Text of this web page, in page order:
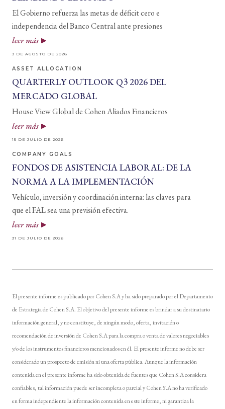
El Gobierno refuerza las metas de déficit cero e
independencia del Banco Central ante presiones
leer más
3 DE AGOSTO DE 2026
ASSET ALLOCATION
QUARTERLY OUTLOOK Q3 2026 DEL
MERCADO GLOBAL
House View Global de Cohen Aliados Financieros
leer más
15 DE JULIO DE 2026
COMPANY GOALS
FONDOS DE ASISTENCIA LABORAL: DE LA
NORMA A LA IMPLEMENTACIÓN
Vehículo, inversión y coordinación interna: las claves para
que el FAL sea una previsión efectiva.
leer más
31 DE JULIO DE 2026
El presente informe es publicado por Cohen S.A y ha sido preparado por el Departamento
de Estrategia de Cohen S.A. El objetivo del presente informe es brindar a su destinatario
información general, y no constituye, de ningún modo, oferta, invitación o
recomendación de inversión de Cohen S.A para la compra o venta de valores negociables
y/o de los instrumentos financieros mencionados en él. El presente informe no debe ser
considerado un prospecto de emisión ni una oferta pública. Aunque la información
contenida en el presente informe ha sido obtenida de fuentes que Cohen S.A considera
confiables, tal información puede ser incompleta o parcial y Cohen S.A no ha verificado
en forma independiente la información contenida en este informe, ni garantiza la